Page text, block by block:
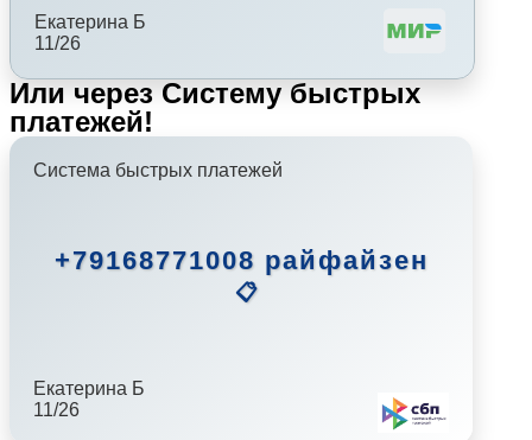
Екатерина Б
11/26
Или через Систему быстрых
платежей!
Система быстрых платежей
+79168771008 райфайзен
📋
Екатерина Б
11/26